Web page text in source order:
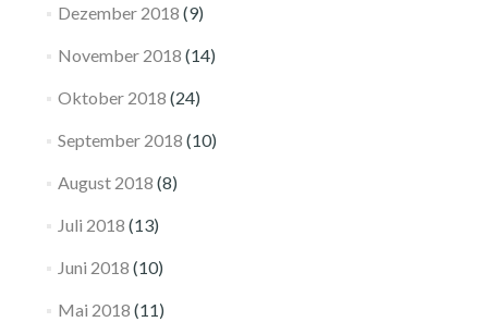
Dezember 2018 (9)
November 2018 (14)
Oktober 2018 (24)
September 2018 (10)
August 2018 (8)
Juli 2018 (13)
Juni 2018 (10)
Mai 2018 (11)